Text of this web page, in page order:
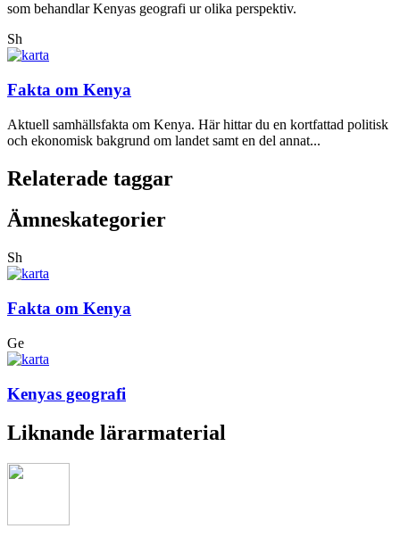
som behandlar Kenyas geografi ur olika perspektiv.
Sh
Fakta om Kenya
Aktuell samhällsfakta om Kenya. Här hittar du en kortfattad politisk
och ekonomisk bakgrund om landet samt en del annat...
Relaterade taggar
Ämneskategorier
Sh
Fakta om Kenya
Ge
Kenyas geografi
Liknande lärarmaterial